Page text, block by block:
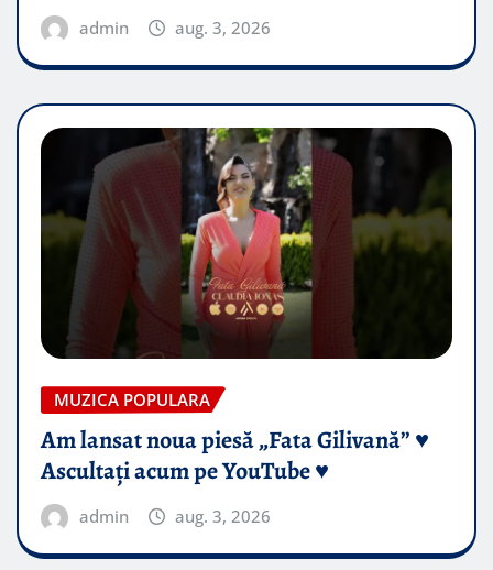
admin aug. 3, 2026
MUZICA POPULARA
Am lansat noua piesă „Fata Gilivană” ♥️
Ascultați acum pe YouTube ♥️
admin aug. 3, 2026